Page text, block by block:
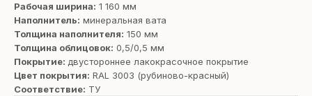
Рабочая ширина: 1 160 мм
Наполнитель: минеральная вата
Толщина наполнителя: 150 мм
Толщина облицовок: 0,5/0,5 мм
Покрытие: двустороннее лакокрасочное покрытие
Цвет покрытия: RAL 3003 (рубиново-красный)
Соответствие: ТУ